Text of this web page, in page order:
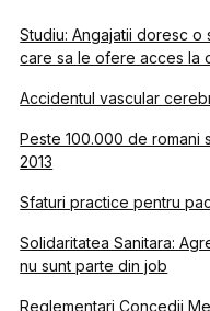
Studiu: Angajatii doresc
care sa le ofere acces la
Accidentul vascular
Peste 100.000 de romani
2013
Sfaturi practice pentru
Solidaritatea Sanitara:
nu sunt parte din job
Reglementari Concedii